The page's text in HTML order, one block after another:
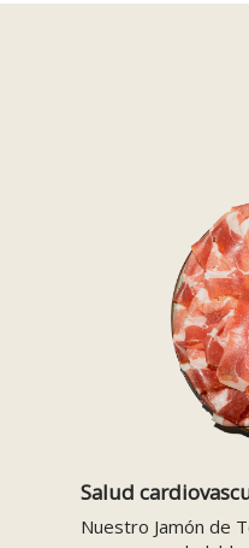
Salud
Nuestro Jamón de